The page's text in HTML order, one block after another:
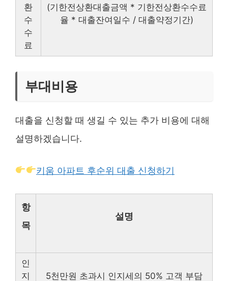
환
수
수
료
(기한전상환대출금액 * 기한전상환수수료
율 * 대출잔여일수 / 대출약정기간)
부대비용
대출을 신청할 때 생길 수 있는 추가 비용에 대해
설명하겠습니다.
키움 아파트 후순위 대출 신청하기
항
목
설명
인
지
5천만원 초과시 인지세의 50% 고객 부담